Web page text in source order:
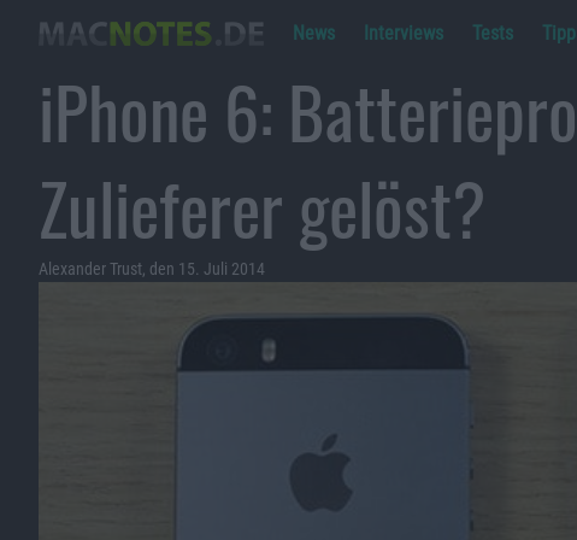
News Interviews Tests
iPhone 6:
Zulieferer gelöst?
Alexander Trust, den 15. Juli 2014